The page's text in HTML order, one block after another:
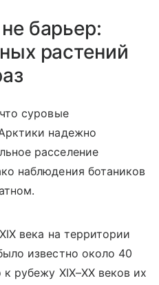
барьер:
растений
суровые
надежно
расселение
наблюдения ботаников
века на территории
известно около 40
рубежу XIX–XX веков их